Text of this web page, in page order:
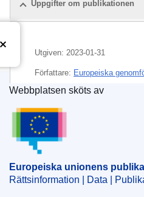
Uppgifter om publikationen
Utgiven: 2023-01-31
Författare: Europeiska
utbildning och kultur
Ämne:budgetmedel
allmänna budget
ändringsbudget
CELEX : 32023B0131(28)
OJ : JOC_2023_038_R_0028
Europeiska unionens
Webbplatsen sköts av
Europeiska unionens
Rättsinformation | Data |